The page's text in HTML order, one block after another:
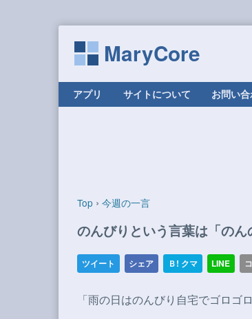
MaryCore
コンテンツへ移動
アプリ サイトについて お問い
Top › 今週の一言
のんびりという言葉は「の
「雨の日はのんびり自宅でゴロゴ